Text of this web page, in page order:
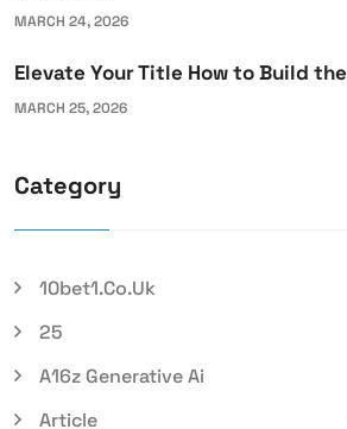
MARCH 24, 2026
Elevate Your Title How to Build the
MARCH 25, 2026
Category
10bet1.co.uk
25
A16z Generative Ai
Article